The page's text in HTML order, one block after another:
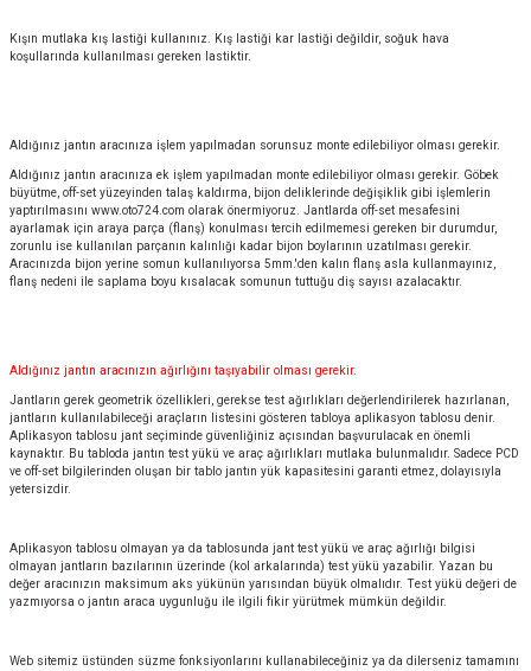
Kışın mutlaka kış lastiği kullanınız. Kış lastiği kar lastiği değildir, soğuk hava
koşullarında kullanılması gereken lastiktir.
Aldığınız jantın aracınıza işlem yapılmadan sorunsuz monte edilebiliyor olması gerekir.
Aldığınız jantın aracınıza ek işlem yapılmadan monte edilebiliyor olması gerekir. Göbek
büyütme, off-set yüzeyinden talaş kaldırma, bijon deliklerinde değişiklik gibi işlemlerin
yaptırılmasını www.oto724.com olarak önermiyoruz. Jantlarda off-set mesafesini
ayarlamak için araya parça (flanş) konulması tercih edilmemesi gereken bir durumdur,
zorunlu ise kullanılan parçanın kalınlığı kadar bijon boylarının uzatılması gerekir.
Aracınızda bijon yerine somun kullanılıyorsa 5mm.'den kalın flanş asla kullanmayınız,
flanş nedeni ile saplama boyu kısalacak somunun tuttuğu diş sayısı azalacaktır.
Aldığınız jantın aracınızın ağırlığını taşıyabilir olması gerekir.
Jantların gerek geometrik özellikleri, gerekse test ağırlıkları değerlendirilerek hazırlanan,
jantların kullanılabileceği araçların listesini gösteren tabloya aplikasyon tablosu denir.
Aplikasyon tablosu jant seçiminde güvenliğiniz açısından başvurulacak en önemli
kaynaktır. Bu tabloda jantın test yükü ve araç ağırlıkları mutlaka bulunmalıdır. Sadece PCD
ve off-set bilgilerinden oluşan bir tablo jantın yük kapasitesini garanti etmez, dolayısıyla
yetersizdir.
Aplikasyon tablosu olmayan ya da tablosunda jant test yükü ve araç ağırlığı bilgisi
olmayan jantların bazılarının üzerinde (kol arkalarında) test yükü yazabilir. Yazan bu
değer aracınızın maksimum aks yükünün yarısından büyük olmalıdır. Test yükü değeri de
yazmıyorsa o jantın araca uygunluğu ile ilgili fikir yürütmek mümkün değildir.
Web sitemiz üstünden süzme fonksiyonlarını kullanabileceğiniz ya da dilerseniz tamamını